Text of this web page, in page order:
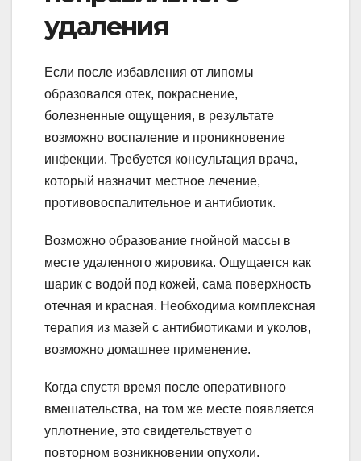
удаления
Если после избавления от липомы
образовался отек, покраснение,
болезненные ощущения, в результате
возможно воспаление и проникновение
инфекции. Требуется консультация врача,
который назначит местное лечение,
противовоспалительное и антибиотик.
Возможно образование гнойной массы в
месте удаленного жировика. Ощущается как
шарик с водой под кожей, сама поверхность
отечная и красная. Необходима комплексная
терапия из мазей с антибиотиками и уколов,
возможно домашнее применение.
Когда спустя время после оперативного
вмешательства, на том же месте появляется
уплотнение, это свидетельствует о
повторном возникновении опухоли.